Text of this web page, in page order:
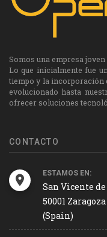
Somos una empresa
Lo que inicialmente fue
tiempo y la incorporación
evolucionado hasta
ofrecer soluciones
CONTACTO
ESTAMOS EN:
San Vicente
50001 Zaragoza
(Spain)